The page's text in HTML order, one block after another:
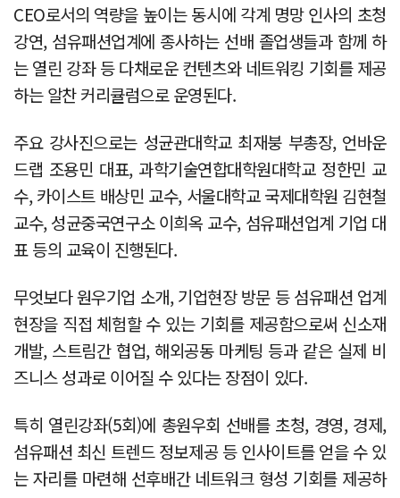
CEO로서의 역량을 높이는 동시에 각계 명망 인사의 초청
강연, 섬유패션업계에 종사하는 선배 졸업생들과 함께 하
는 열린 강좌 등 다채로운 컨텐츠와 네트워킹 기회를 제공
하는 알찬 커리큘럼으로 운영된다.
주요 강사진으로는 성균관대학교 최재붕 부총장, 언바운
드랩 조용민 대표, 과학기술연합대학원대학교 정한민 교
수, 카이스트 배상민 교수, 서울대학교 국제대학원 김현철
교수, 성균중국연구소 이희옥 교수, 섬유패션업계 기업 대
표 등의 교육이 진행된다.
무엇보다 원우기업 소개, 기업현장 방문 등 섬유패션 업계
현장을 직접 체험할 수 있는 기회를 제공함으로써 신소재
개발, 스트림간 협업, 해외공동 마케팅 등과 같은 실제 비
즈니스 성과로 이어질 수 있다는 장점이 있다.
특히 열린강좌(5회)에 총원우회 선배를 초청, 경영, 경제,
섬유패션 최신 트렌드 정보제공 등 인사이트를 얻을 수 있
는 자리를 마련해 선후배간 네트워크 형성 기회를 제공하